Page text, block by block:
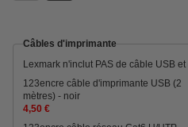
Câbles d'imprimante
Lexmark n'inclut PAS de câble USB
123encre câble d'imprimante USB (2
mètres) - noir
4,50 €